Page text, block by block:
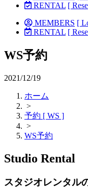
RENTAL [
MEMBERS [
RENTAL [
WS予約
2021/12/19
ホーム
>
予約 [ WS ]
>
WS予約
Studio Rental
スタジオレンタル